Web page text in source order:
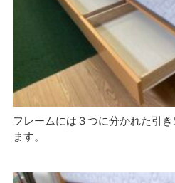
フレームには３つに分かれた引
ます。